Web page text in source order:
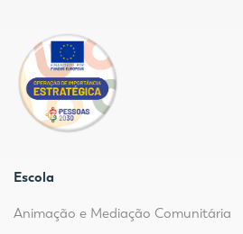
Escola
Animação e Mediação Comunitária